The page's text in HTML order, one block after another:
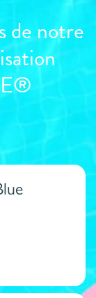
de notre